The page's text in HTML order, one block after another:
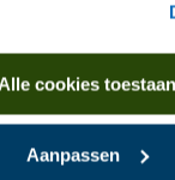
cookies toestaan
Aanpassen
in